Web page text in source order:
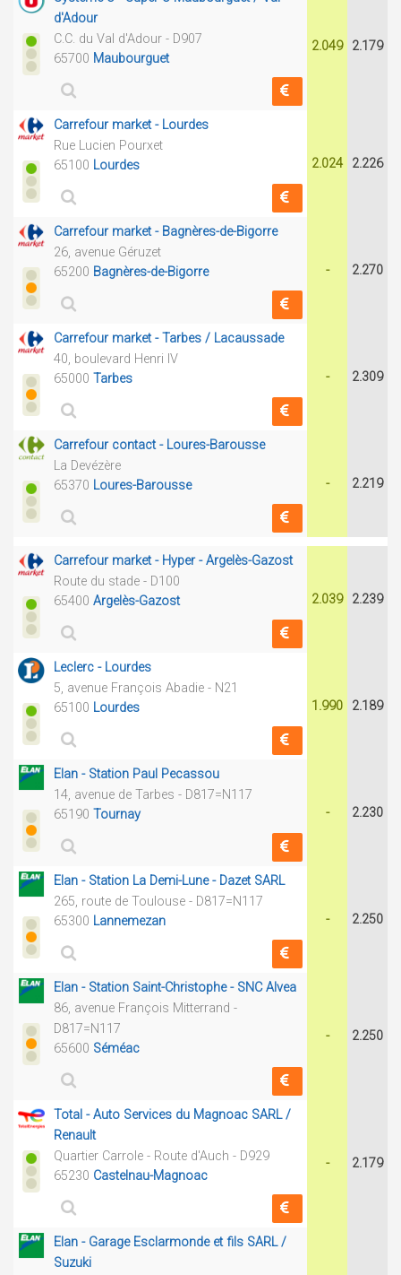
d'Adour
C.C. du Val d'Adour - D907
65700 Maubourguet
2.049 2.179
Carrefour market - Lourdes
Rue Lucien Pourxet
65100 Lourdes 2.024 2.226
Carrefour market - Bagnères-de-Bigorre
26, avenue Géruzet
65200 Bagnères-de-Bigorre - 2.270
Carrefour market - Tarbes / Lacaussade
40, boulevard Henri IV
65000 Tarbes - 2.309
Carrefour contact - Loures-Barousse
La Devézère
65370 Loures-Barousse - 2.219
Carrefour market - Hyper - Argelès-Gazost
Route du stade - D100
65400 Argelès-Gazost 2.039 2.239
Leclerc - Lourdes
5, avenue François Abadie - N21
65100 Lourdes 1.990 2.189
Elan - Station Paul Pecassou
14, avenue de Tarbes - D817=N117
65190 Tournay - 2.230
Elan - Station La Demi-Lune - Dazet SARL
265, route de Toulouse - D817=N117
65300 Lannemezan - 2.250
Elan - Station Saint-Christophe - SNC Alvea
86, avenue François Mitterrand -
D817=N117
65600 Séméac
- 2.250
Total - Auto Services du Magnoac SARL /
Renault
Quartier Carrole - Route d'Auch - D929
65230 Castelnau-Magnoac
- 2.179
Elan - Garage Esclarmonde et fils SARL /
Suzuki